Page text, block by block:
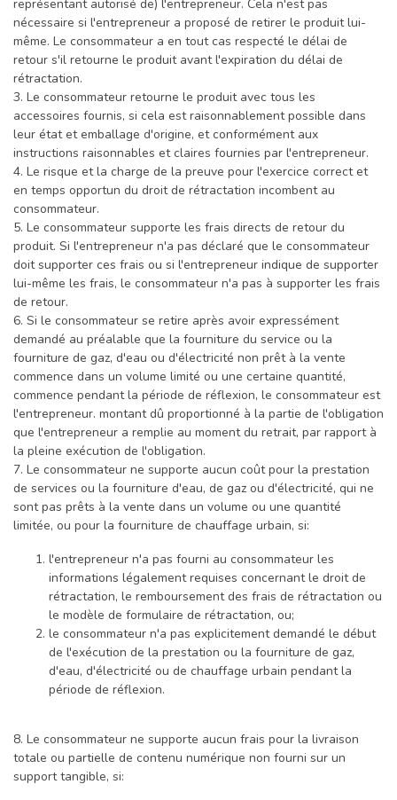
représentant autorisé de) l'entrepreneur. Cela n'est pas
nécessaire si l'entrepreneur a proposé de retirer le produit lui-
même. Le consommateur a en tout cas respecté le délai de
retour s'il retourne le produit avant l'expiration du délai de
rétractation.
3. Le consommateur retourne le produit avec tous les
accessoires fournis, si cela est raisonnablement possible dans
leur état et emballage d'origine, et conformément aux
instructions raisonnables et claires fournies par l'entrepreneur.
4. Le risque et la charge de la preuve pour l'exercice correct et
en temps opportun du droit de rétractation incombent au
consommateur.
5. Le consommateur supporte les frais directs de retour du
produit. Si l'entrepreneur n'a pas déclaré que le consommateur
doit supporter ces frais ou si l'entrepreneur indique de supporter
lui-même les frais, le consommateur n'a pas à supporter les frais
de retour.
6. Si le consommateur se retire après avoir expressément
demandé au préalable que la fourniture du service ou la
fourniture de gaz, d'eau ou d'électricité non prêt à la vente
commence dans un volume limité ou une certaine quantité,
commence pendant la période de réflexion, le consommateur est
l'entrepreneur. montant dû proportionné à la partie de l'obligation
que l'entrepreneur a remplie au moment du retrait, par rapport à
la pleine exécution de l'obligation.
7. Le consommateur ne supporte aucun coût pour la prestation
de services ou la fourniture d'eau, de gaz ou d'électricité, qui ne
sont pas prêts à la vente dans un volume ou une quantité
limitée, ou pour la fourniture de chauffage urbain, si:
l'entrepreneur n'a pas fourni au consommateur les
informations légalement requises concernant le droit de
rétractation, le remboursement des frais de rétractation ou
le modèle de formulaire de rétractation, ou;
le consommateur n'a pas explicitement demandé le début
de l'exécution de la prestation ou la fourniture de gaz,
d'eau, d'électricité ou de chauffage urbain pendant la
période de réflexion.
8. Le consommateur ne supporte aucun frais pour la livraison
totale ou partielle de contenu numérique non fourni sur un
support tangible, si: